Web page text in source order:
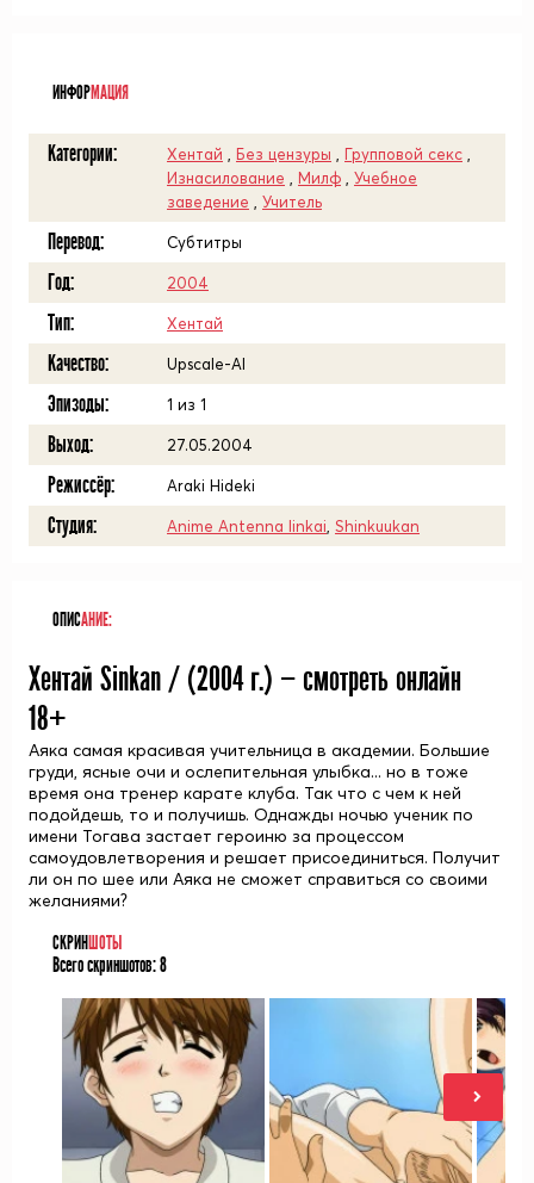
ИНФОРМАЦИЯ
Категории: Хентай Без цензуры Групповой секс
Изнасилование
Милф
Учебное
заведение
Учитель
Перевод: Субтитры
Год: 2004
Тип: Хентай
Качество: Upscale-AI
Эпизоды: 1 из 1
Выход: 27.05.2004
Режиссёр: Araki Hideki
Студия: Anime Antenna Iinkai Shinkuukan
ОПИСАНИЕ:
Хентай Sinkan / (2004г.) — смотреть онлайн
18+
Аяка самая красивая учительница в академии. Большие
груди, ясные очи и ослепительная улыбка... но в тоже
время она тренер карате клуба. Так что с чем к ней
подойдешь, то и получишь. Однажды ночью ученик по
имени Тогава застает героиню за процессом
самоудовлетворения и решает присоединиться. Получит
ли он по шее или Аяка не сможет справиться со своими
желаниями?
СКРИН ШОТЫ
Всего скриншотов:8